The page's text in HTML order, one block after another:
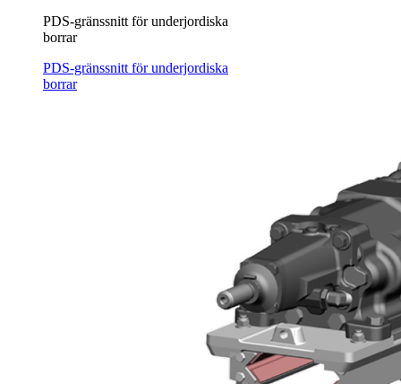
PDS-gränssnitt för underjordiska
borrar
PDS-gränssnitt för underjordiska
borrar